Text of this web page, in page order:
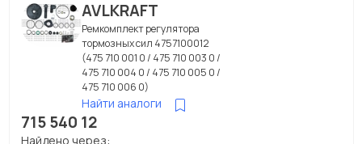
AVLKRAFT
Ремкомплект регулятора
тормозных сил 4757100012
(475 710 001 0 / 475 710 003 0 /
475 710 004 0 / 475 710 005 0 /
475 710 006 0)
Найти аналоги
715 540 12
Найдено через: